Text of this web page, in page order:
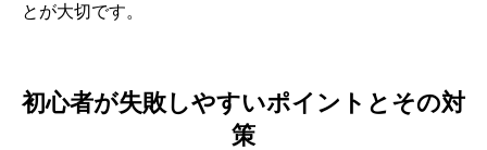
とが大切です。
初心者が失敗しやすいポイントとその対
策